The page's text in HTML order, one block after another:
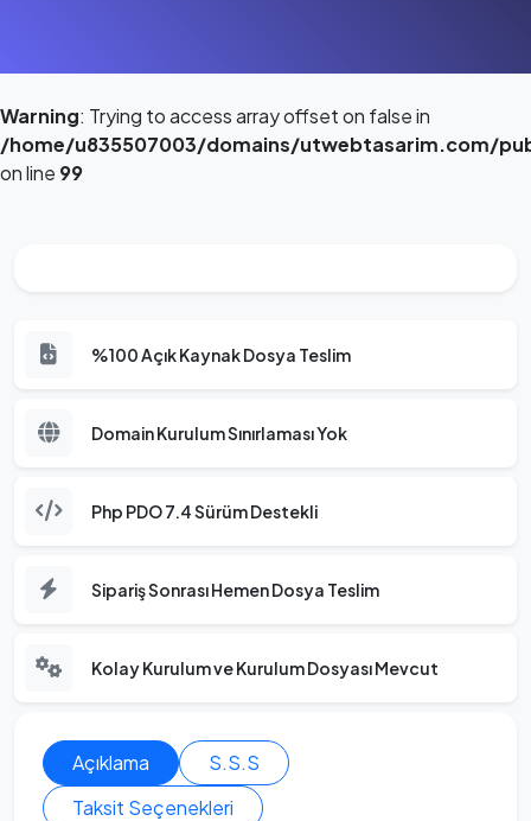
Warning: Trying to access array offset on false in
/home/u835507003/domains/utwebtasarim.com/
on line 99
%100 Açık Kaynak Dosya Teslim
Domain Kurulum Sınırlaması Yok
Php PDO 7.4 Sürüm Destekli
Sipariş Sonrası Hemen Dosya Teslim
Kolay Kurulum ve Kurulum Dosyası Mevcut
Açıklama
S.S.S
Taksit Seçenekleri